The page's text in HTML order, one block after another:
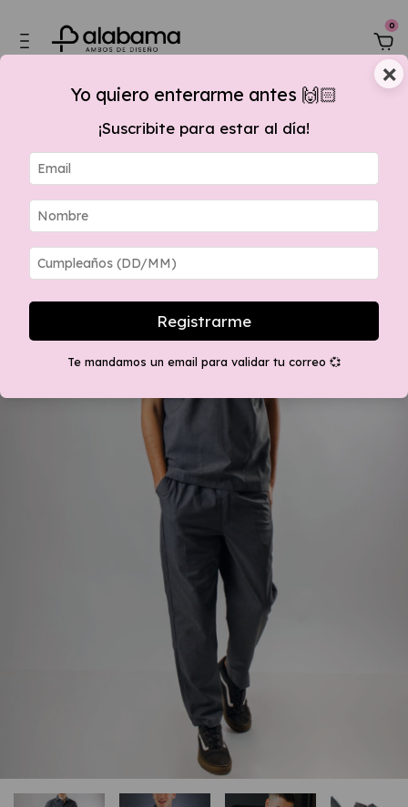
0
15 % OFF por transferencia + envios GRATIS apartir
×
Yo quiero enterarme antes 🙌🏻
¡Suscribite para estar al día!
Registrarme
Te mandamos un email para validar tu correo 💞